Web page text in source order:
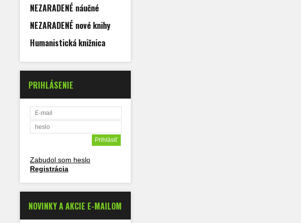
NEZARADENÉ náučné
NEZARADENÉ nové knihy
Humanistická knižnica
PRIHLÁSENIE
Zabudol som heslo
Registrácia
NOVINKY A AKCIE E-MAILOM